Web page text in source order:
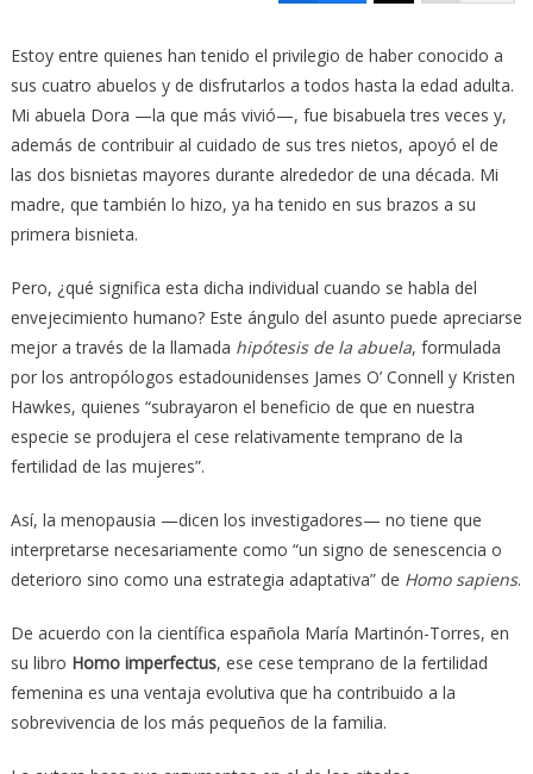
Estoy entre quienes han tenido el privilegio de haber conocido a
sus cuatro abuelos y de disfrutarlos a todos hasta la edad adulta.
Mi abuela Dora —la que más vivió—, fue bisabuela tres veces y,
además de contribuir al cuidado de sus tres nietos, apoyó el de
las dos bisnietas mayores durante alrededor de una década. Mi
madre, que también lo hizo, ya ha tenido en sus brazos a su
primera bisnieta.
Pero, ¿qué significa esta dicha individual cuando se habla del
envejecimiento humano? Este ángulo del asunto puede apreciarse
mejor a través de la llamada hipótesis de la abuela, formulada
por los antropólogos estadounidenses James O’ Connell y Kristen
Hawkes, quienes “subrayaron el beneficio de que en nuestra
especie se produjera el cese relativamente temprano de la
fertilidad de las mujeres”.
Así, la menopausia —dicen los investigadores— no tiene que
interpretarse necesariamente como “un signo de senescencia o
deterioro sino como una estrategia adaptativa” de Homo sapiens.
De acuerdo con la científica española María Martinón-Torres, en
su libro Homo imperfectus, ese cese temprano de la fertilidad
femenina es una ventaja evolutiva que ha contribuido a la
sobrevivencia de los más pequeños de la familia.